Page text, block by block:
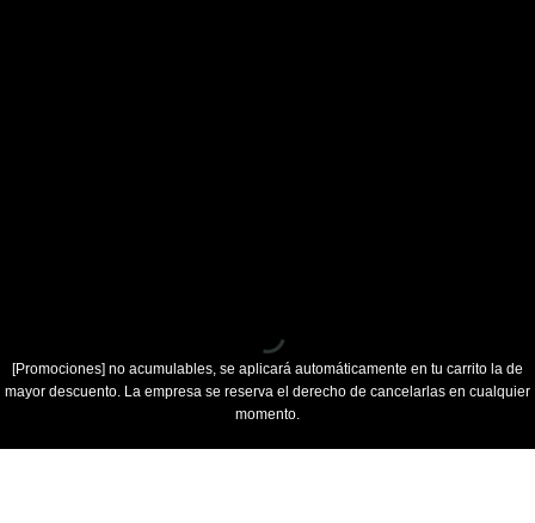
[Promociones] no acumulables, se aplicará automáticamente en tu carrito la de
mayor descuento. La empresa se reserva el derecho de cancelarlas en cualquier
momento.